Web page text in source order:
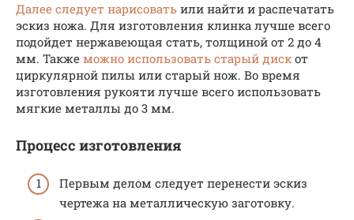
Далее следует нарисовать или найти и распечатать
эскиз ножа. Для изготовления клинка лучше всего
подойдет нержавеющая стать, толщиной от 2 до 4
мм. Также можно использовать старый диск от
циркулярной пилы или старый нож. Во время
изготовления рукояти лучше всего использовать
мягкие металлы до 3 мм.
Процесс изготовления
Первым делом следует перенести эскиз
чертежа на металлическую заготовку.